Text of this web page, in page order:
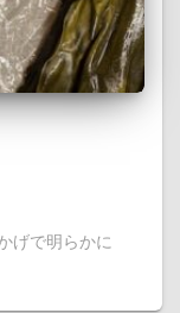
げで明らかに